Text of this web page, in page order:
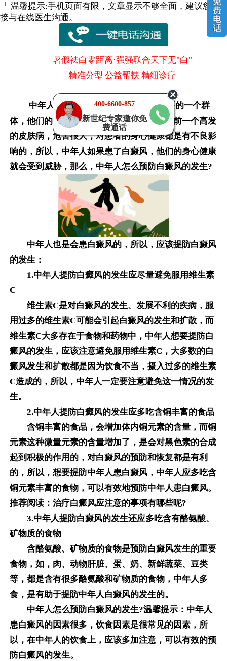
「 温馨提示:手机页面有限，文章显示不够全面，建议您直
接与在线医生沟通。」
暑假祛白零距离·强强联合天下无"白"
——精准分型 公益帮扶 精细诊疗——
中年人是一个很大的群体，也是很重要的一个群
体，他们的健康是很重要的，而白癜风是目前一个高发
的皮肤病，危害很大，对患者的身心健康都是有不良影
响的，所以，中年人如果患了白癜风，他们的身心健康
就会受到威胁，那么，中年人怎么预防白癜风的发生?
中年人也是会患白癜风的，所以，应该提防白癜风
的发生：
1.中年人提防白癜风的发生应尽量避免服用维生素
C
维生素C是对白癜风的发生、发展不利的疾病，服
用过多的维生素C可能会引起白癜风的发生和扩散，而
维生素C大多存在于食物和药物中，中年人想要提防白
癜风的发生，应该注意避免服用维生素C，大多数的白
癜风发生和扩散都是因为饮食不当，摄入过多的维生素
C造成的，所以，中年人一定要注意避免这一情况的发
生。
2.中年人提防白癜风的发生应多吃含铜丰富的食品
含铜丰富的食品，会增加体内铜元素的含量，而铜
元素这种微量元素的含量增加了，是会对黑色素的合成
起到积极的作用的，对白癜风的预防和恢复都是有利
的，所以，想要提防中年人患白癜风，中年人应多吃含
铜元素丰富的食物，可以有效地预防中年人患白癜风。
推荐阅读：治疗白癜风应注意的事项有哪些呢?
3.中年人提防白癜风的发生还应多吃含有酪氨酸、
矿物质的食物
含酪氨酸、矿物质的食物是预防白癜风发生的重要
食物，如，肉、动物肝脏、蛋、奶、新鲜蔬菜、豆类
等，都是含有很多酪氨酸和矿物质的食物，中年人多
食，是有助于提防中年人白癜风的发生的。
中年人怎么预防白癜风的发生?温馨提示：中年人
患白癜风的因素很多，饮食因素是很常见的因素，所
以，在中年人的饮食上，应该多加注意，可以有效的预
防白癜风的发生。
400-6600-857
新世纪专家邀你免
费通话